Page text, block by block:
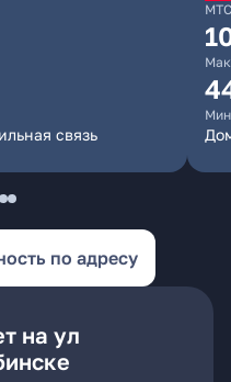
связь
МТС
по адресу
на ул